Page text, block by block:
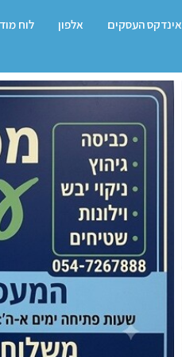
אינדקס העסקים אלפון לוח